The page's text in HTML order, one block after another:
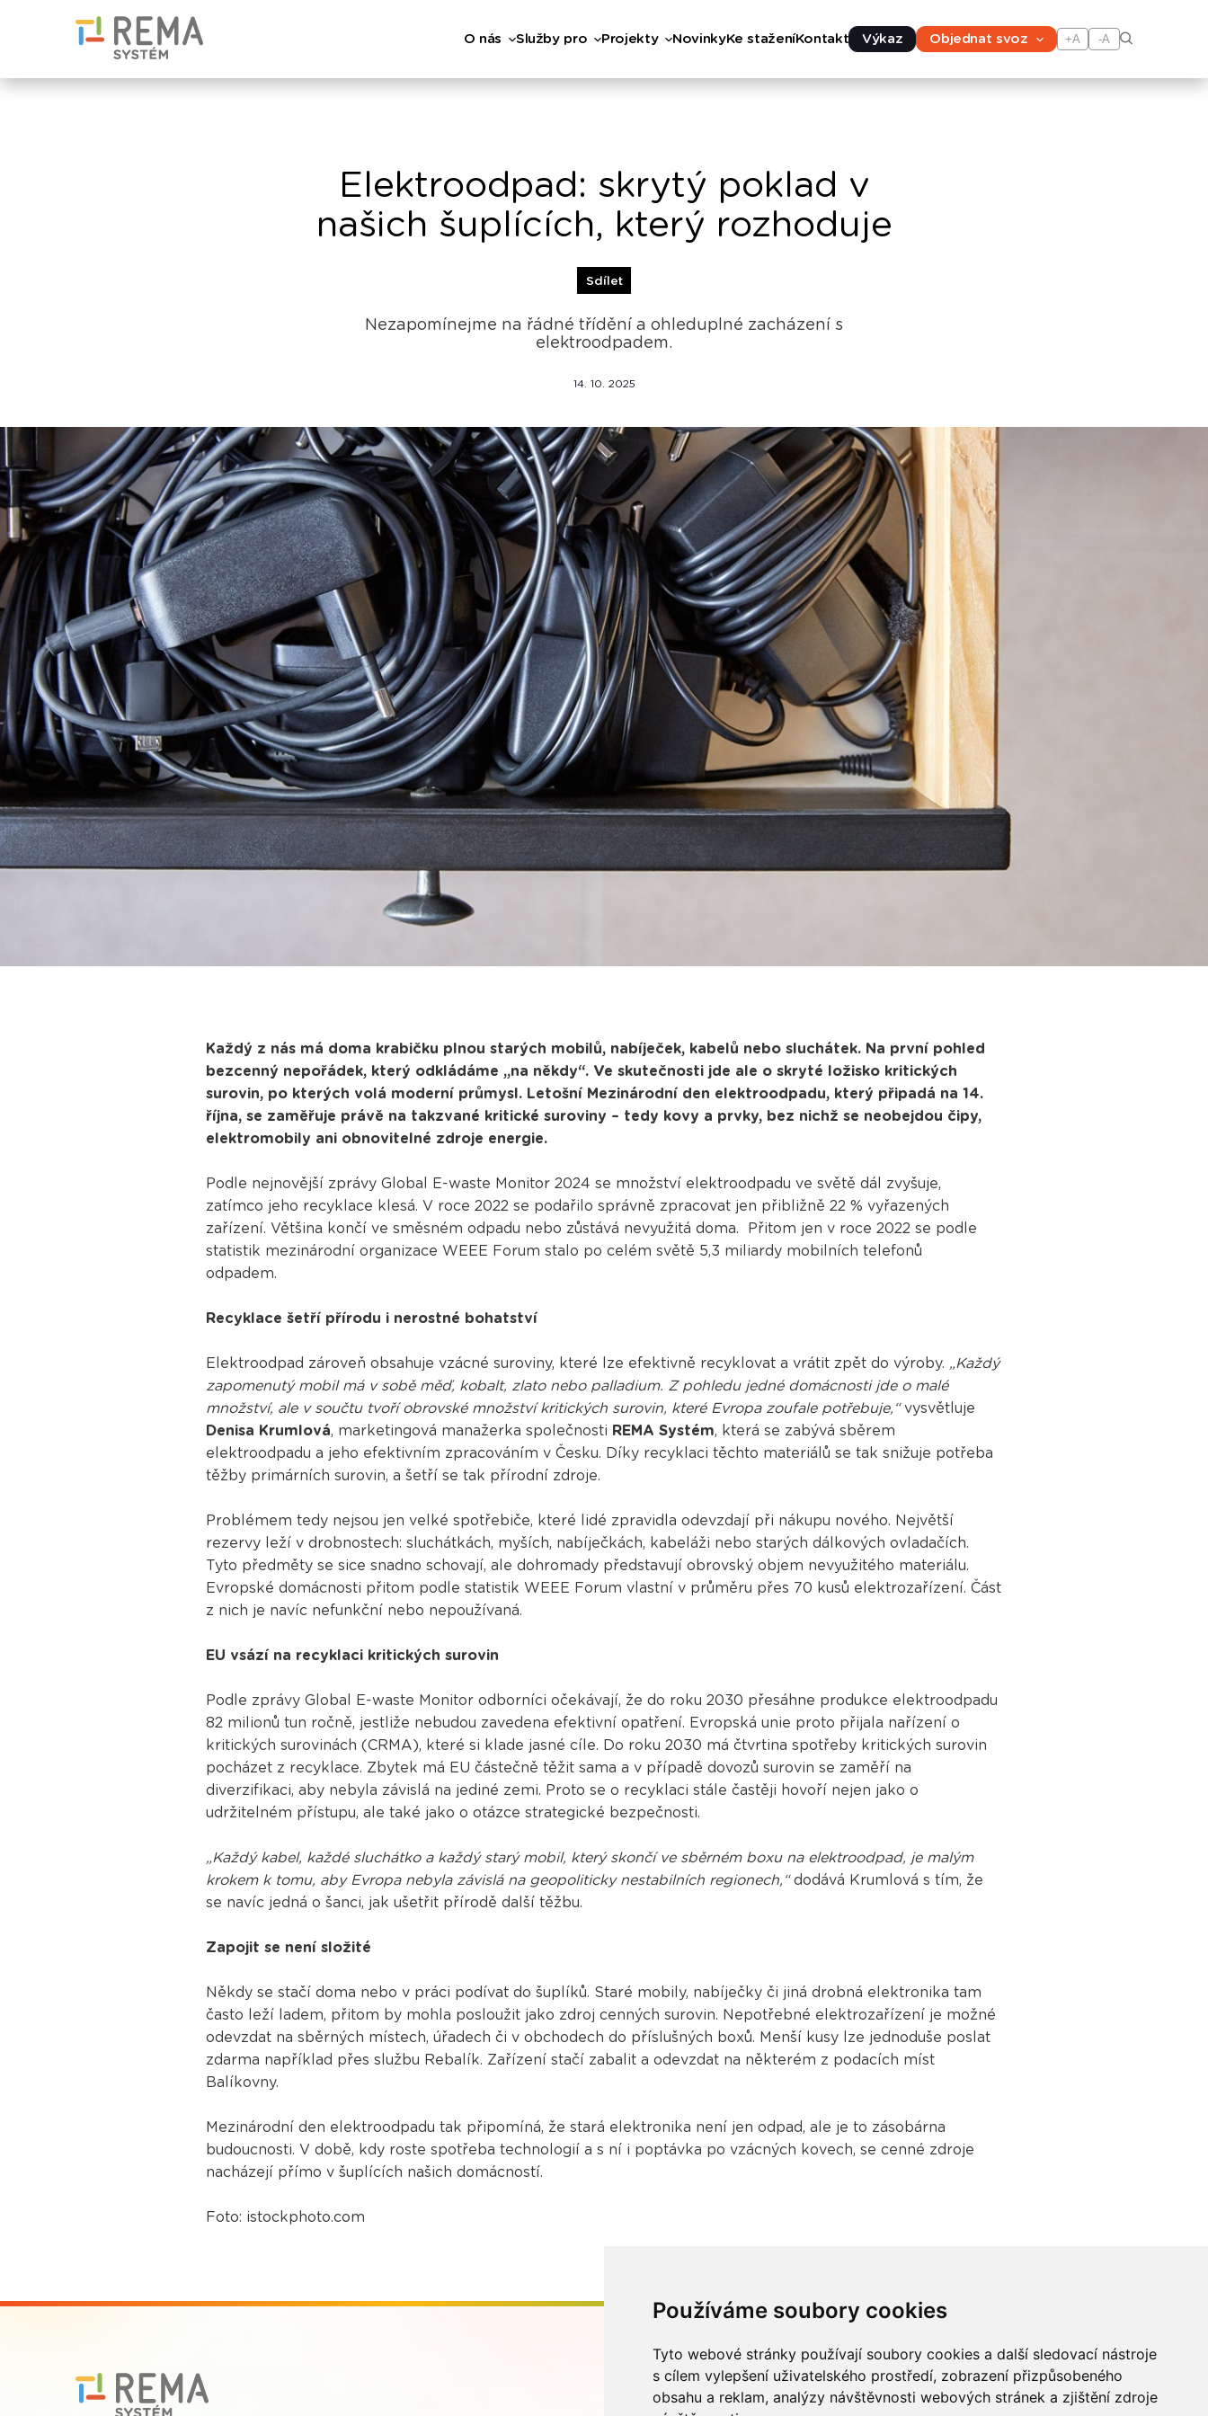
Používáme soubory cookies
Tyto webové stránky používají soubory cookies a další sledovací nástroje
s cílem vylepšení uživatelského prostředí, zobrazení přizpůsobeného
obsahu a reklam, analýzy návštěvnosti webových stránek a zjištění zdroje
O nás Služby pro Projekty NovinkyKe staženíKontakt Výkaz Objednat svoz +A -A
Elektroodpad: skrytý poklad v
našich šuplících, který rozhoduje
Sdílet
Nezapomínejme na řádné třídění a ohleduplné zacházení s
elektroodpadem.
14. 10. 2025
Každý z nás má doma krabičku plnou starých mobilů, nabíječek, kabelů nebo sluchátek. Na první pohled
bezcenný nepořádek, který odkládáme „na někdy“. Ve skutečnosti jde ale o skryté ložisko kritických
surovin, po kterých volá moderní průmysl. Letošní Mezinárodní den elektroodpadu, který připadá na 14.
října, se zaměřuje právě na takzvané kritické suroviny – tedy kovy a prvky, bez nichž se neobejdou čipy,
elektromobily ani obnovitelné zdroje energie.
Podle nejnovější zprávy Global E-waste Monitor 2024 se množství elektroodpadu ve světě dál zvyšuje,
zatímco jeho recyklace klesá. V roce 2022 se podařilo správně zpracovat jen přibližně 22 % vyřazených
zařízení. Většina končí ve směsném odpadu nebo zůstává nevyužitá doma. Přitom jen v roce 2022 se podle
statistik mezinárodní organizace WEEE Forum stalo po celém světě 5,3 miliardy mobilních telefonů
odpadem.
Recyklace šetří přírodu i nerostné bohatství
Elektroodpad zároveň obsahuje vzácné suroviny, které lze efektivně recyklovat a vrátit zpět do výroby. „Každý
zapomenutý mobil má v sobě měď, kobalt, zlato nebo palladium. Z pohledu jedné domácnosti jde o malé
množství, ale v součtu tvoří obrovské množství kritických surovin, které Evropa zoufale potřebuje,“vysvětluje
Denisa Krumlová, marketingová manažerka společnosti REMA Systém, která se zabývá sběrem
elektroodpadu a jeho efektivním zpracováním v Česku. Díky recyklaci těchto materiálů se tak snižuje potřeba
těžby primárních surovin, a šetří se tak přírodní zdroje.
Problémem tedy nejsou jen velké spotřebiče, které lidé zpravidla odevzdají při nákupu nového. Největší
rezervy leží v drobnostech: sluchátkách, myších, nabíječkách, kabeláži nebo starých dálkových ovladačích.
Tyto předměty se sice snadno schovají, ale dohromady představují obrovský objem nevyužitého materiálu.
Evropské domácnosti přitom podle statistik WEEE Forum vlastní v průměru přes 70 kusů elektrozařízení. Část
z nich je navíc nefunkční nebo nepoužívaná.
EU vsází na recyklaci kritických surovin
Podle zprávy Global E-waste Monitor odborníci očekávají, že do roku 2030 přesáhne produkce elektroodpadu
82 milionů tun ročně, jestliže nebudou zavedena efektivní opatření. Evropská unie proto přijala nařízení o
kritických surovinách (CRMA), které si klade jasné cíle. Do roku 2030 má čtvrtina spotřeby kritických surovin
pocházet z recyklace. Zbytek má EU částečně těžit sama a v případě dovozů surovin se zaměří na
diverzifikaci, aby nebyla závislá na jediné zemi. Proto se o recyklaci stále častěji hovoří nejen jako o
udržitelném přístupu, ale také jako o otázce strategické bezpečnosti.
„Každý kabel, každé sluchátko a každý starý mobil, který skončí ve sběrném boxu na elektroodpad, je malým
krokem k tomu, aby Evropa nebyla závislá na geopoliticky nestabilních regionech,“dodává Krumlová s tím, že
se navíc jedná o šanci, jak ušetřit přírodě další těžbu.
Zapojit se není složité
Někdy se stačí doma nebo v práci podívat do šuplíků. Staré mobily, nabíječky či jiná drobná elektronika tam
často leží ladem, přitom by mohla posloužit jako zdroj cenných surovin. Nepotřebné elektrozařízení je možné
odevzdat na sběrných místech, úřadech či v obchodech do příslušných boxů. Menší kusy lze jednoduše poslat
zdarma například přes službu Rebalík. Zařízení stačí zabalit a odevzdat na některém z podacích míst
Balíkovny.
Mezinárodní den elektroodpadu tak připomíná, že stará elektronika není jen odpad, ale je to zásobárna
budoucnosti. V době, kdy roste spotřeba technologií a s ní i poptávka po vzácných kovech, se cenné zdroje
nacházejí přímo v šuplících našich domácností.
Foto: istockphoto.com
Buďme ve spojení